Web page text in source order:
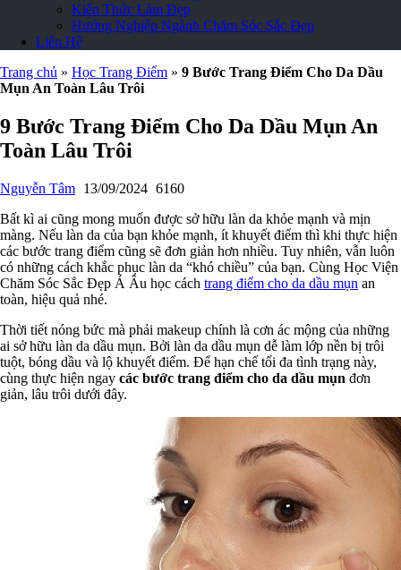
Kiến Thức Làm Đẹp
Hướng Nghiệp Ngành Chăm Sóc Sắc Đẹp
Liên Hệ
Trang chủ » Học Trang Điểm » 9 Bước Trang Điểm Cho Da Dầu
Mụn An Toàn Lâu Trôi
9 Bước Trang Điểm Cho Da Dầu Mụn An
Toàn Lâu Trôi
Nguyễn Tâm 13/09/2024 6160
Bất kì ai cũng mong muốn được sở hữu làn da khỏe mạnh và mịn
màng. Nếu làn da của bạn khỏe mạnh, ít khuyết điểm thì khi thực hiện
các bước trang điểm cũng sẽ đơn giản hơn nhiều. Tuy nhiên, vẫn luôn
có những cách khắc phục làn da “khó chiều” của bạn. Cùng Học Viện
Chăm Sóc Sắc Đẹp Á Âu học cách trang điểm cho da dầu mụn an
toàn, hiệu quả nhé.
Thời tiết nóng bức mà phải makeup chính là cơn ác mộng của những
ai sở hữu làn da dầu mụn. Bởi làn da dầu mụn dễ làm lớp nền bị trôi
tuột, bóng dầu và lộ khuyết điểm. Để hạn chế tối đa tình trạng này,
cùng thực hiện ngay các bước trang điểm cho da dầu mụn đơn
giản, lâu trôi dưới đây.